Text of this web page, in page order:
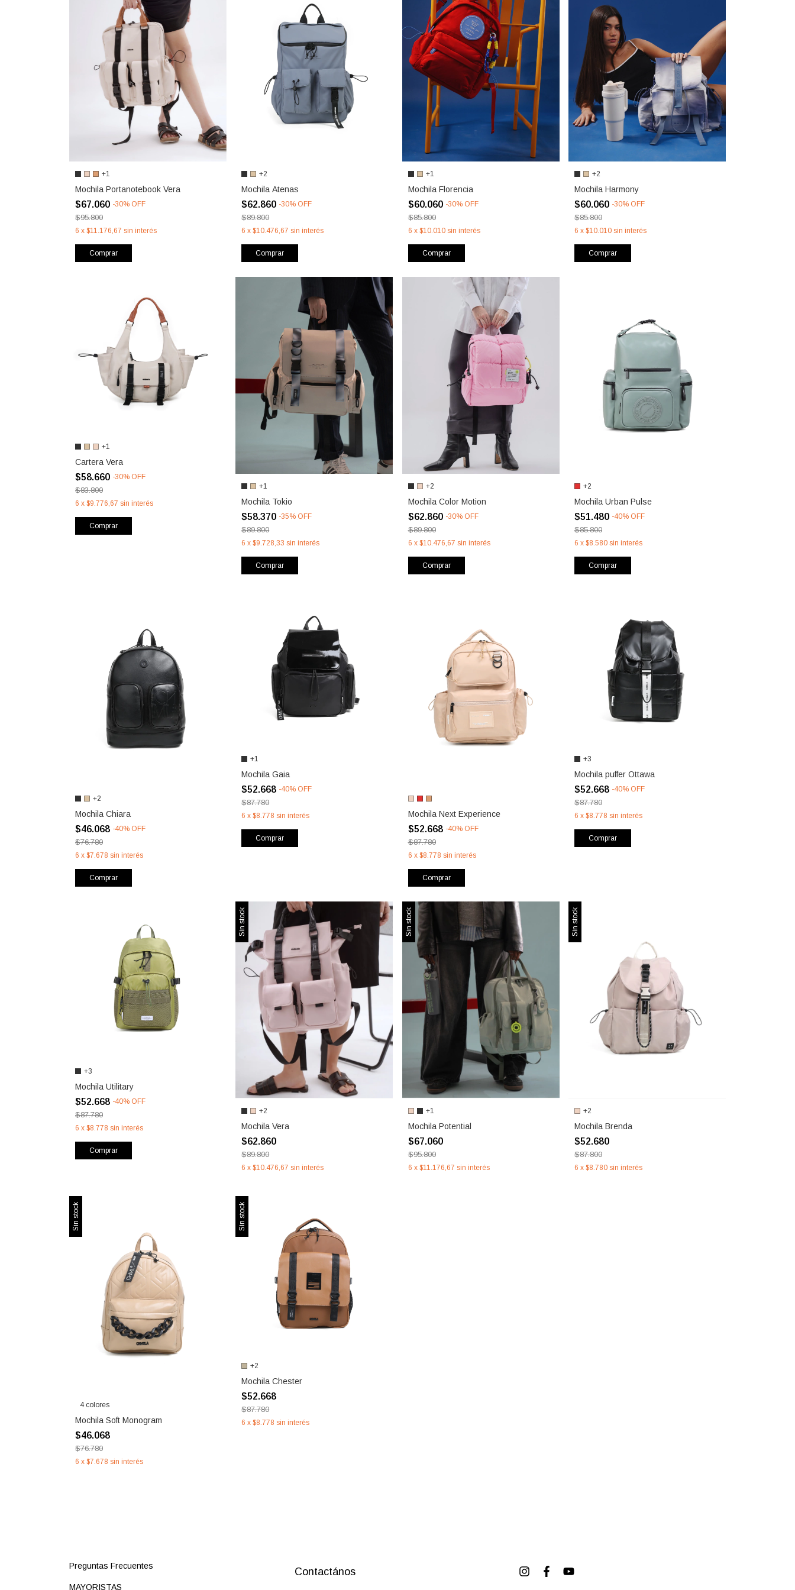
+1
Mochila Portanotebook Vera
$67.060 -30% OFF
$95.800
6 x $11.176,67 sin interés
Comprar
+2
Mochila Atenas
$62.860 -30%OFF
$89.800
6 x$10.476,67 sin interés
Comprar
+1
Mochila Florencia
$60.060 -30% OFF
$85.800
6 x $10.010 sin interés
Comprar
+2
Mochila Harmony
$60.060 -30% OFF
$85.800
6 x $10.010 sin interés
Comprar
+1
Cartera Vera
$58.660 -30% OFF
$83.800
6 x $9.776,67 sin interés
Comprar
+1
Mochila Tokio
$58.370 -35%OFF
$89.800
6 x$9.728,33 sin interés
Comprar
+2
Mochila Color Motion
$62.860 -30% OFF
$89.800
6 x $10.476,67 sin interés
Comprar
+2
Mochila Urban Pulse
$51.480 -40% OFF
$85.800
6 x $8.580 sin interés
Comprar
+2
Mochila Chiara
$46.068 -40% OFF
$76.780
6 x $7.678 sin interés
Comprar
+1
Mochila Gaia
$52.668 -40%OFF
$87.780
6 x$8.778 sin interés
Comprar
Mochila Next Experience
$52.668 -40% OFF
$87.780
6 x $8.778 sin interés
Comprar
+3
Mochila puffer Ottawa
$52.668 -40% OFF
$87.780
6 x $8.778 sin interés
Comprar
+3
Mochila Utilitary
$52.668 -40% OFF
$87.780
6 x $8.778 sin interés
Comprar
Sin stock
+2
Mochila Vera
$62.860
$89.800
6 x$10.476,67 sin interés
Sin stock
+1
Mochila Potential
$67.060
$95.800
6 x $11.176,67 sin interés
Sin stock
+2
Mochila Brenda
$52.680
$87.800
6 x $8.780 sin interés
Sin stock
4 colores
Mochila Soft Monogram
$46.068
$76.780
6 x $7.678 sin interés
Sin stock
+2
Mochila Chester
$52.668
$87.780
6 x$8.778 sin interés
Preguntas Frecuentes
MAYORISTAS
Contactános